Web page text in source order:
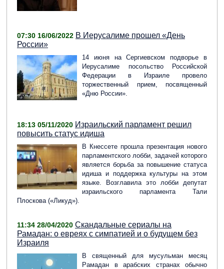
07:30 16/06/2022 В Иерусалиме прошел «День
России»
14 июня на Сергиевском подворье в
Иерусалиме посольство Российской
Федерации в Израиле провело
торжественный прием, посвященный
«Дню России».
18:13 05/11/2020 Израильский парламент решил
повысить статус идиша
В Кнессете прошла презентация нового
парламентского лобби, задачей которого
является борьба за повышение статуса
идиша и поддержка культуры на этом
языке. Возглавила это лобби депутат
израильского парламента Тали
Плоскова («Ликуд»).
11:34 28/04/2020 Скандальные сериалы на
Рамадан: о евреях с симпатией и о будущем без
Израиля
В священный для мусульман месяц
Рамадан в арабских странах обычно